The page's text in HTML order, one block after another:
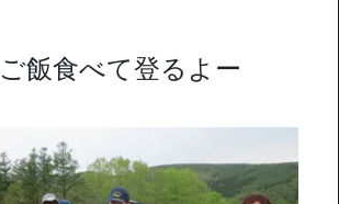
ご飯食べて登るよー